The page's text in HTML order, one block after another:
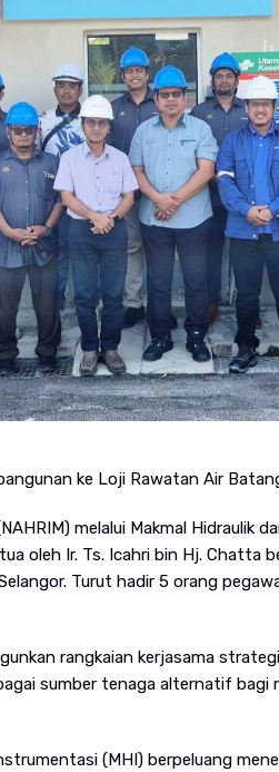
ke Loji Rawatan Air
melalui Makmal Hidraulik
oleh Ir. Ts. Icahri bin Hj. Chatta
Turut hadir 5 orang
rangkaian kerjasama
sumber tenaga alternatif
(MHI) berpeluang